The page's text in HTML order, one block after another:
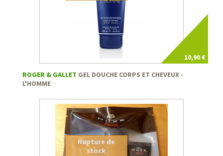
10,90 €
ROGER & GALLET GEL DOUCHE CORPS ET CHEVEUX -
L'HOMME
Rupture de
stock